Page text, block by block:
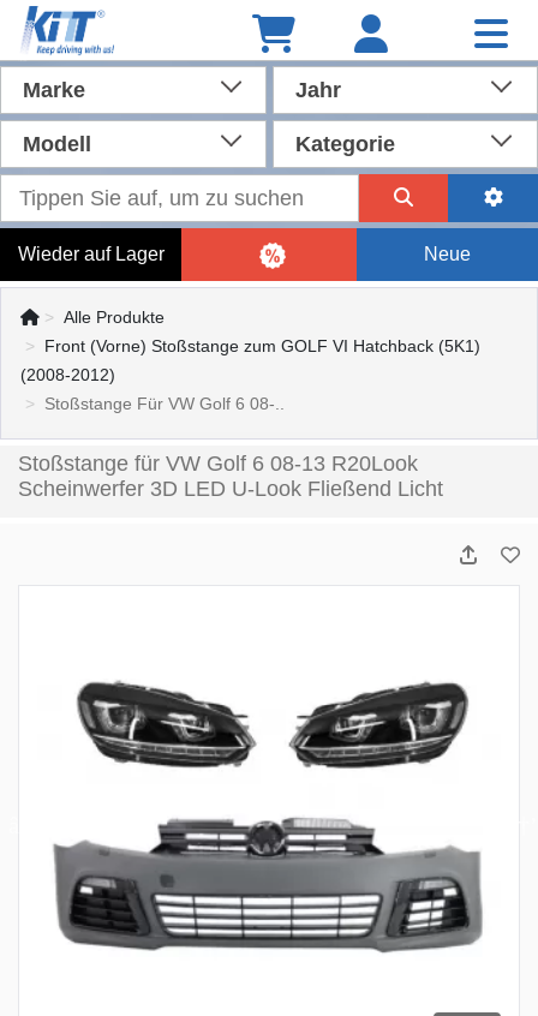
Marke Jahr
Modell Kategorie
Wieder auf Lager Neue
Alle Produkte
Front (Vorne) Stoßstange zum GOLF VI Hatchback (5K1)
(2008-2012)
Stoßstange Für VW Golf 6 08-..
Stoßstange für VW Golf 6 08-13 R20Look
Scheinwerfer 3D LED U-Look Fließend Licht